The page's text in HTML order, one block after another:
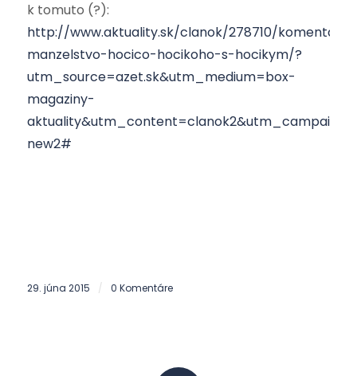
k tomuto (?):
http://www.aktuality.sk/clanok/278710/komentar-
manzelstvo-hocico-hocikoho-s-hocikym/?
utm_source=azet.sk&utm_medium=box-
magaziny-
new2#
29. júna 2015 / 0 Komentáre